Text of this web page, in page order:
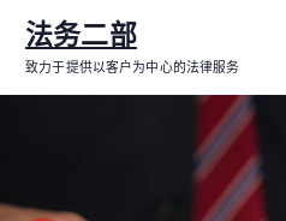
内
法务二部
致力于提供以客户为中心的法律服务